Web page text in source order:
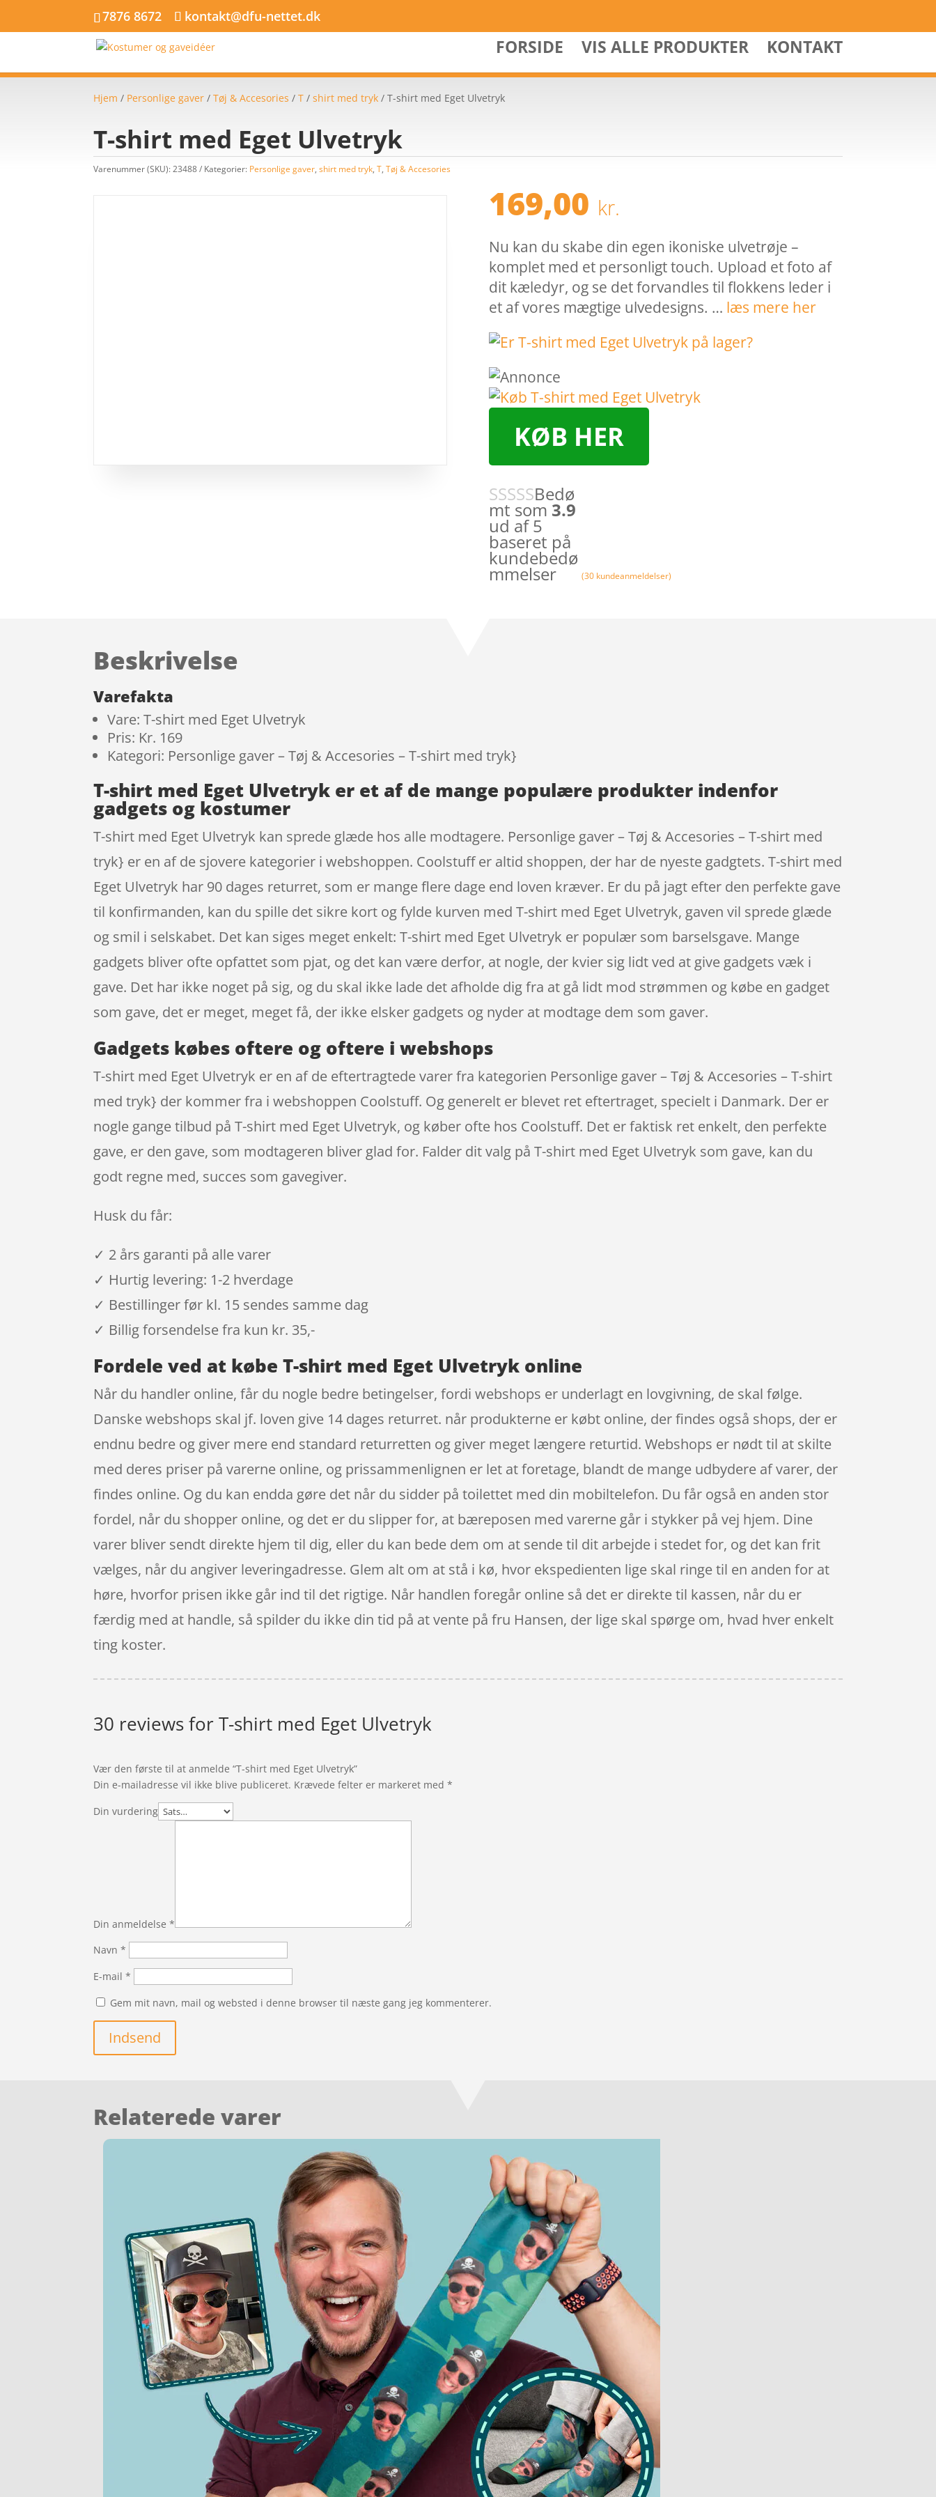
7876 8672 kontakt@dfu-nettet.dk
FORSIDE VIS ALLE PRODUKTER KONTAKT
Hjem / Personlige gaver /Tøj & Accesories /T /shirt med tryk / T-shirt med Eget Ulvetryk
T-shirt med Eget Ulvetryk
Varenummer (SKU):23488 Kategorier: Personlige gaver,shirt med tryk,T,Tøj & Accesories
169,00 kr.
Nu kan du skabe din egen ikoniske ulvetrøje –
komplet med et personligt touch. Upload et foto af
dit kæledyr, og se det forvandles til flokkens leder i
et af vores mægtige ulvedesigns. … læs mere her
KØB HER
Bedø
mt som 3.9
ud af 5
baseret på
kundebedø
mmelser (30 kundeanmeldelser)
Beskrivelse
Varefakta
Vare: T-shirt med Eget Ulvetryk
Pris: Kr. 169
Kategori: Personlige gaver – Tøj & Accesories – T-shirt med tryk}
T-shirt med Eget Ulvetryk er et af de mange populære produkter indenfor
gadgets og kostumer
T-shirt med Eget Ulvetryk kan sprede glæde hos alle modtagere. Personlige gaver – Tøj & Accesories – T-shirt med
tryk} er en af de sjovere kategorier i webshoppen. Coolstuff er altid shoppen, der har de nyeste gadgtets. T-shirt med
Eget Ulvetryk har 90 dages returret, som er mange flere dage end loven kræver. Er du på jagt efter den perfekte gave
til konfirmanden, kan du spille det sikre kort og fylde kurven med T-shirt med Eget Ulvetryk, gaven vil sprede glæde
og smil i selskabet. Det kan siges meget enkelt: T-shirt med Eget Ulvetryk er populær som barselsgave. Mange
gadgets bliver ofte opfattet som pjat, og det kan være derfor, at nogle, der kvier sig lidt ved at give gadgets væk i
gave. Det har ikke noget på sig, og du skal ikke lade det afholde dig fra at gå lidt mod strømmen og købe en gadget
som gave, det er meget, meget få, der ikke elsker gadgets og nyder at modtage dem som gaver.
Gadgets købes oftere og oftere i webshops
T-shirt med Eget Ulvetryk er en af de eftertragtede varer fra kategorien Personlige gaver – Tøj & Accesories – T-shirt
med tryk} der kommer fra i webshoppen Coolstuff. Og generelt er blevet ret eftertraget, specielt i Danmark. Der er
nogle gange tilbud på T-shirt med Eget Ulvetryk, og køber ofte hos Coolstuff. Det er faktisk ret enkelt, den perfekte
gave, er den gave, som modtageren bliver glad for. Falder dit valg på T-shirt med Eget Ulvetryk som gave, kan du
godt regne med, succes som gavegiver.
Husk du får:
✓ 2 års garanti på alle varer
✓ Hurtig levering: 1-2 hverdage
✓ Bestillinger før kl. 15 sendes samme dag
✓ Billig forsendelse fra kun kr. 35,-
Fordele ved at købe T-shirt med Eget Ulvetryk online
Når du handler online, får du nogle bedre betingelser, fordi webshops er underlagt en lovgivning, de skal følge.
Danske webshops skal jf. loven give 14 dages returret. når produkterne er købt online, der findes også shops, der er
endnu bedre og giver mere end standard returretten og giver meget længere returtid. Webshops er nødt til at skilte
med deres priser på varerne online, og prissammenlignen er let at foretage, blandt de mange udbydere af varer, der
findes online. Og du kan endda gøre det når du sidder på toilettet med din mobiltelefon. Du får også en anden stor
fordel, når du shopper online, og det er du slipper for, at bæreposen med varerne går i stykker på vej hjem. Dine
varer bliver sendt direkte hjem til dig, eller du kan bede dem om at sende til dit arbejde i stedet for, og det kan frit
vælges, når du angiver leveringadresse. Glem alt om at stå i kø, hvor ekspedienten lige skal ringe til en anden for at
høre, hvorfor prisen ikke går ind til det rigtige. Når handlen foregår online så det er direkte til kassen, når du er
færdig med at handle, så spilder du ikke din tid på at vente på fru Hansen, der lige skal spørge om, hvad hver enkelt
ting koster.
30 reviews forT-shirt med Eget Ulvetryk
Vær den første til at anmelde “T-shirt med Eget Ulvetryk”
Din e-mailadresse vil ikke blive publiceret. Krævede felter er markeret med*
Din vurdering
Din anmeldelse*
Navn*
E-mail*
Gem mit navn, mail og websted i denne browser til næste gang jeg kommenterer.
Indsend
Relaterede varer